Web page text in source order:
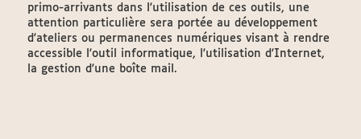
primo-arrivants dans l'utilisation de ces outils, une
attention particulière sera portée au développement
d'ateliers ou permanences numériques visant à rendre
accessible l'outil informatique, l'utilisation d'Internet,
la gestion d'une boîte mail.